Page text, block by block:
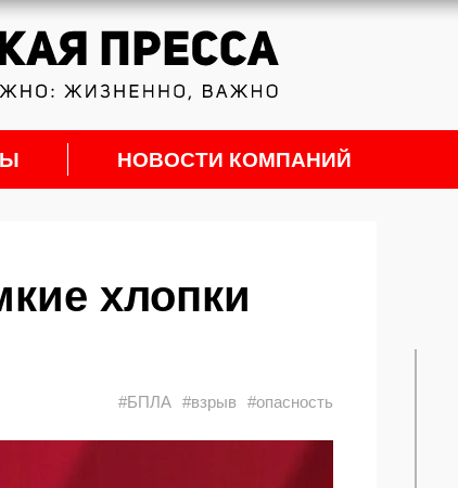
НОВОСТИ КОМПАНИЙ
хлопки
#БПЛА #взрыв #опасность